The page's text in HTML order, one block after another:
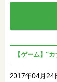
【ゲーム】"
2017年04月24